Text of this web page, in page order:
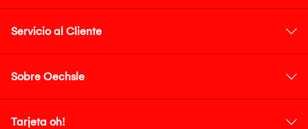
Servicio al Cliente
Sobre Oechsle
Tarjeta oh!